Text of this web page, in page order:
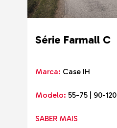
Série Farmall C
Marca: Case IH
Modelo: 55-75 | 90-120
SABER MAIS